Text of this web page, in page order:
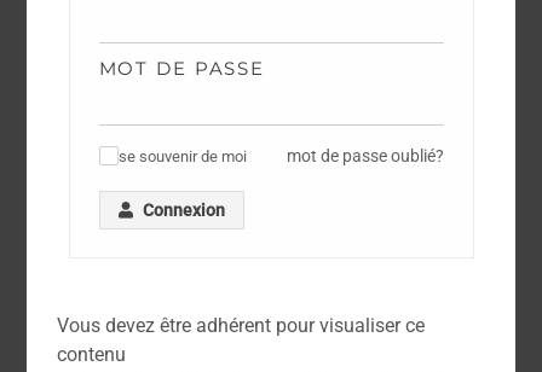
MOT DE PASSE
se souvenir de moi mot de passe oublié?
Connexion
Vous devez être adhérent pour visualiser ce
contenu
Avancements TPTS et IPTS 2026